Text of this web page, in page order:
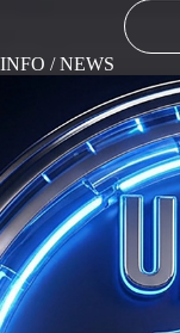
INFO / NEWS